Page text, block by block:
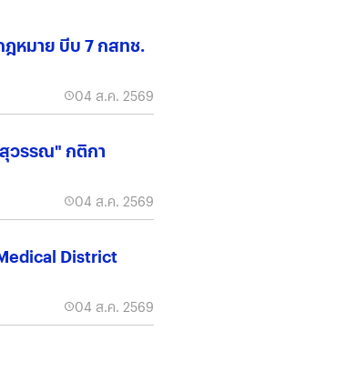
หมาย บีบ 7 กสทช.
04 ส.ค. 2569
วรรณ" กติกา
04 ส.ค. 2569
District
04 ส.ค. 2569